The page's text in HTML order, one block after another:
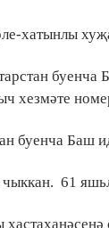
хатынлы
буенча
хезмәте
буенча Баш
61